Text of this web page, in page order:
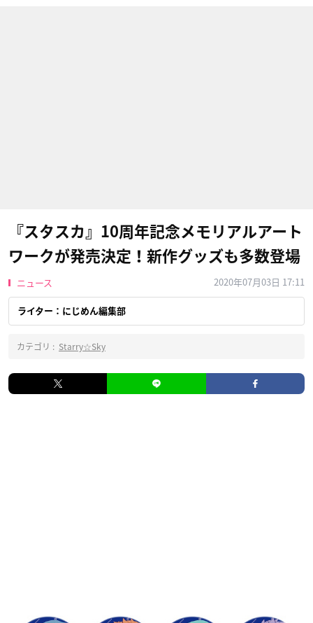
『スタスカ』10周年記念メモリアルアート
ワークが発売決定！新作グッズも多数登場
ニュース 2020年07月03日 17:11
ライター：にじめん編集部
カテゴリ : Starry☆Sky